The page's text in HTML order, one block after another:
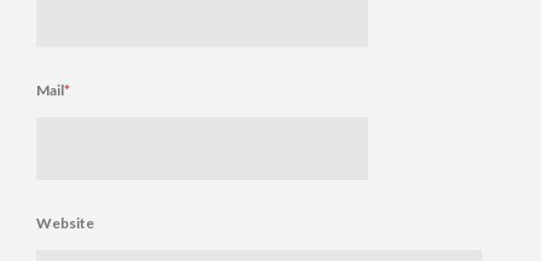
Mail*
Website